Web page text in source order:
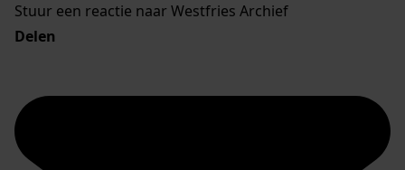
Stuur een reactie naar Westfries Archief
Delen